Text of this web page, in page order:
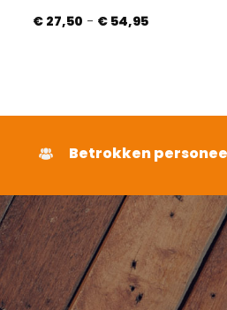
€27,50 - €54,95Prijsklasse:
Betrokken